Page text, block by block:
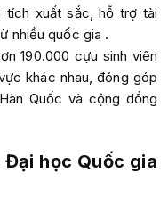
tích xuất sắc, hỗ trợ tài
nhiều quốc gia .
190.000 cựu sinh viên
khác nhau, đóng góp
Quốc và cộng đồng
Đại học Quốc gia